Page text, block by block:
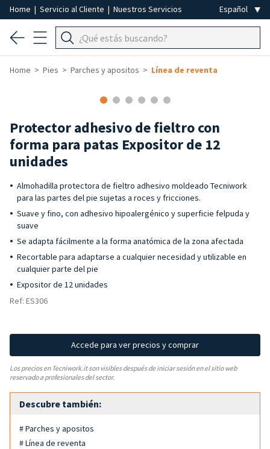
Home | Servicio al Cliente | Nuestros Servicios
Home Pies Parches y apositos Línea de reventa
Protector adhesivo de fieltro con
forma para patas Expositor de 12
unidades
Almohadilla protectora de fieltro adhesivo moldeado Tecniwork
para las partes del pie sujetas a roces y fricciones.
Suave y fino, con adhesivo hipoalergénico y superficie felpuda y
suave
Se adapta fácilmente a la forma anatómica de la zona afectada
Recortable para adaptarse a cualquier necesidad y utilizable en
cualquier parte del pie
Expositor de 12 unidades
Ref: ES306
Accede para ver precios y comprar
Los precios en Tecniwork.it son visibles después de iniciar sesión en el sitio web
reservado a profesionales del sector.
Descubre también:
# Parches y apositos
# Línea de reventa